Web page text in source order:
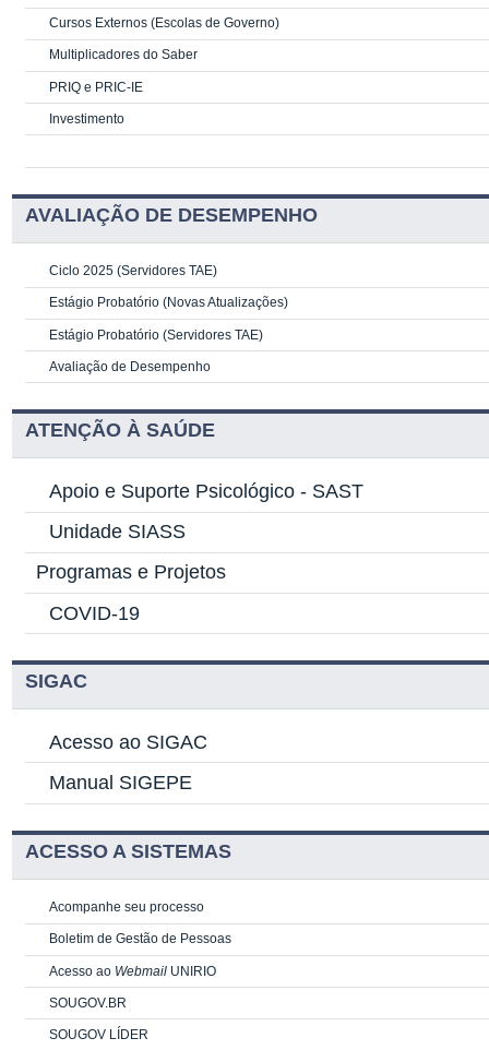
Cursos Externos (Escolas de Governo)
Multiplicadores do Saber
PRIQ e PRIC-IE
Investimento
AVALIAÇÃO DE DESEMPENHO
Ciclo 2025 (Servidores TAE)
Estágio Probatório (Novas Atualizações)
Estágio Probatório (Servidores TAE)
Avaliação de Desempenho
ATENÇÃO À SAÚDE
Apoio e Suporte Psicológico - SAST
Unidade SIASS
Programas e Projetos
COVID-19
SIGAC
Acesso ao SIGAC
Manual SIGEPE
ACESSO A SISTEMAS
Acompanhe seu processo
Boletim de Gestão de Pessoas
Acesso ao Webmail UNIRIO
SOUGOV.BR
SOUGOV LÍDER